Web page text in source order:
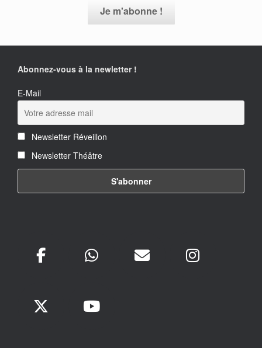
Abonnez-vous à la newletter !
E-Mail
Newsletter Réveillon
Newsletter Théâtre